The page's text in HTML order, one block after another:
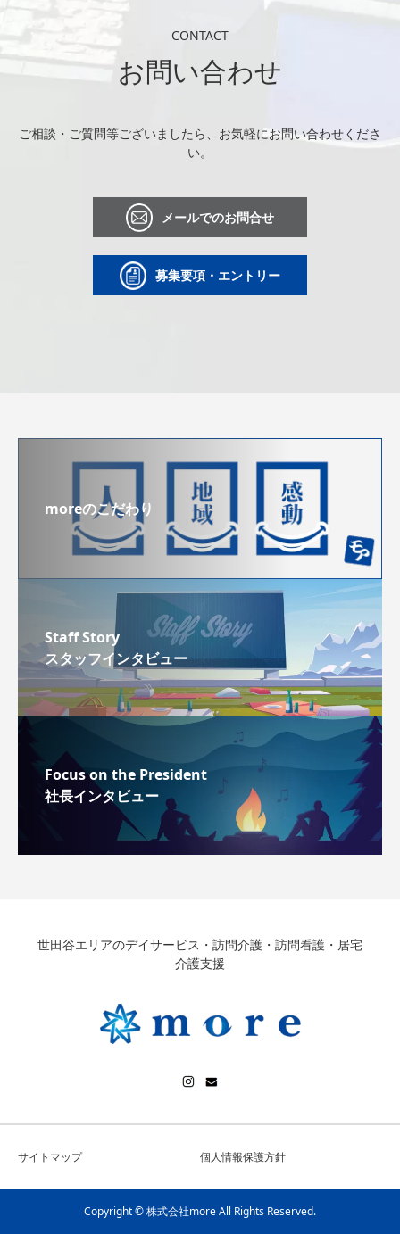
CONTACT
お問い合わせ
ご相談・ご質問等ございましたら、お気軽にお問い合わせくださ
い。
メールでのお問合せ
募集要項・エントリー
moreのこだわり
Staff Story
スタッフインタビュー
Focus on the President
社長インタビュー
世田谷エリアのデイサービス・訪問介護・訪問看護・居宅
介護支援
サイトマップ 個人情報保護方針
Copyright © 株式会社more All Rights Reserved.